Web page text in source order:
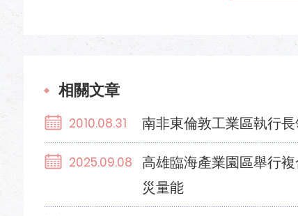
相關文章
2010.08.31 南非東倫敦工業區執行
2025.09.08
高雄臨海產業園區舉行
災量能